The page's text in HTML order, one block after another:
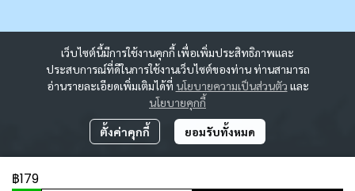
฿179
เว็บไซต์นี้มีการใช้งานคุกกี้ เพื่อเพิ่มประสิทธิภาพและ
ประสบการณ์ที่ดีในการใช้งานเว็บไซต์ของท่าน ท่านสามารถ
อ่านรายละเอียดเพิ่มเติมได้ที่ นโยบายความเป็นส่วนตัว และ
นโยบายคุกกี้
ตั้งค่าคุกกี้ ยอมรับทั้งหมด